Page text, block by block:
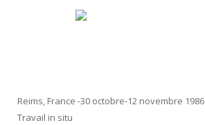
Reims, France -30 octobre-12 novembre 1986
Travail in situ